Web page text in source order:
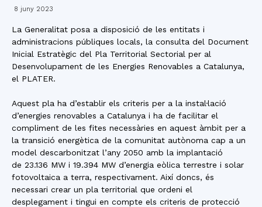
Maresme
8 juny 2023
La Generalitat posa a disposició de les entitats i
administracions públiques locals, la consulta del Document
Inicial Estratègic del Pla Territorial Sectorial per al
Desenvolupament de les Energies Renovables a Catalunya,
el PLATER.
Aquest pla ha d’establir els criteris per a la instal·lació
d’energies renovables a Catalunya i ha de facilitar el
compliment de les fites necessàries en aquest àmbit per a
la transició energètica de la comunitat autònoma cap a un
model descarbonitzat l’any 2050 amb la implantació
de 23.136 MW i 19.394 MW d’energia eòlica terrestre i solar
fotovoltaica a terra, respectivament. Així doncs, és
necessari crear un pla territorial que ordeni el
desplegament i tingui en compte els criteris de protecció